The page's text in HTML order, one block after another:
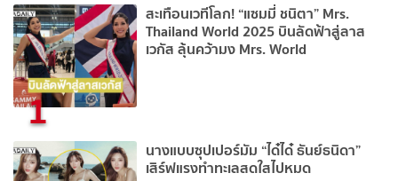
1
สะเทือนเวทีโลก! “แซมมี่ ชนิตา” Mrs.
Thailand World 2025 บินลัดฟ้าสู่ลาส
เวกัส ลุ้นคว้ามง Mrs. World
นางแบบซุปเปอร์มัม “ได๋ได๋ ธันย์ธนิดา”
เสิร์ฟแรงทำทะเลสดใสไปหมด